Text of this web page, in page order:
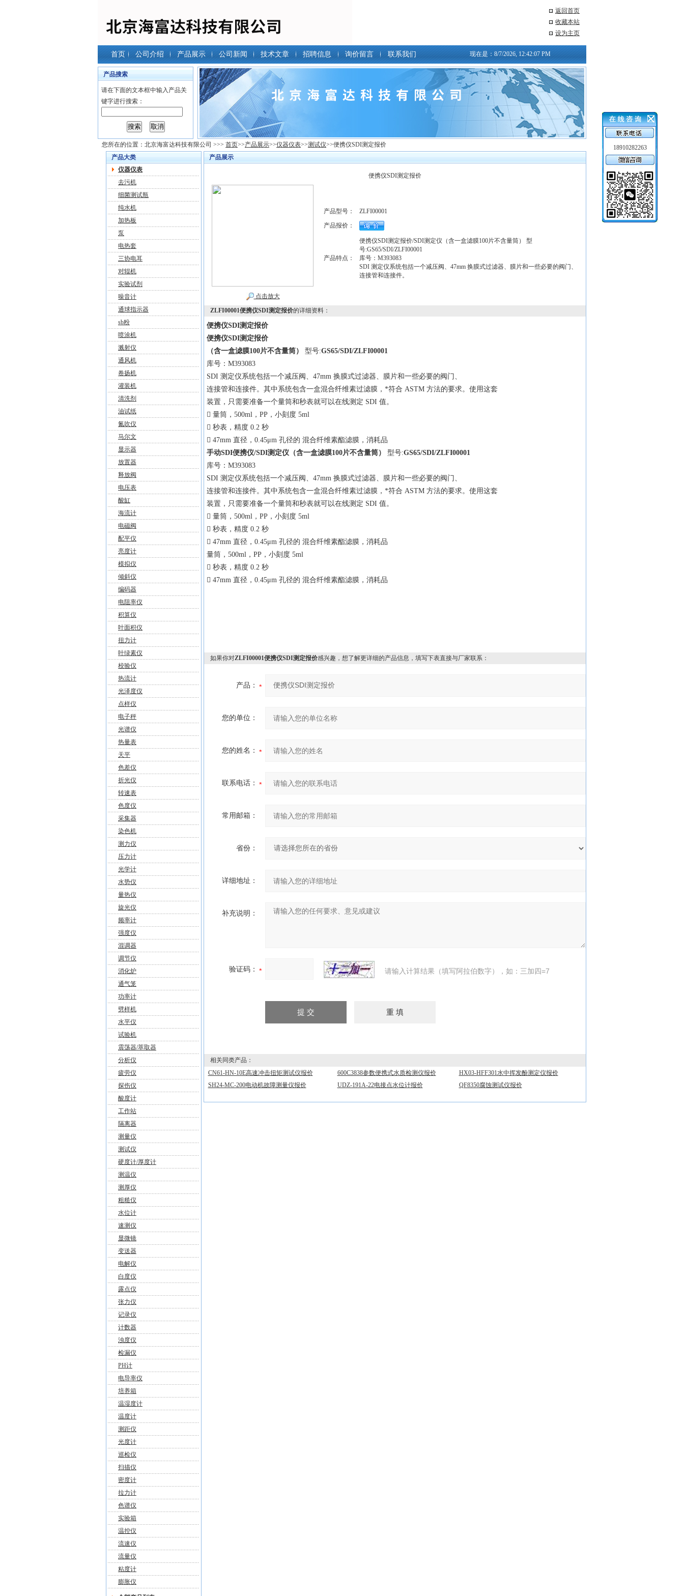
返回首页
收藏本站
设为主页
首页 公司介绍 产品展示 公司新闻 技术文章 招聘信息 询价留言 联系我们 现在是： 8/7/2026, 12:42:07 PM
产品搜索
请在下面的文本框中输入产品关
键字进行搜索：
您所在的位置： 北京海富达科技有限公司 >>> 首页>>产品展示>>仪器仪表>>测试仪>>便携仪SDI测定报价
产品大类
仪器仪表
去污机
细菌测试瓶
纯水机
加热板
泵
电热套
三协电耳
对辊机
实验试剂
噪音计
通球指示器
sb粉
喷涂机
溅射仪
通风机
卷扬机
灌装机
清洗剂
油试纸
氮吹仪
马尔文
显示器
放置器
释放阀
电压表
酸缸
海流计
电磁阀
配平仪
亮度计
模拟仪
倾斜仪
编码器
电阻率仪
积算仪
叶面积仪
扭力计
叶绿素仪
校验仪
热流计
光泽度仪
点样仪
电子秤
光谱仪
热量表
天平
色差仪
折光仪
转速表
色度仪
采集器
染色机
测力仪
压力计
光学计
水势仪
量热仪
旋光仪
频率计
强度仪
混调器
调节仪
消化炉
通气笼
功率计
劈样机
水平仪
试验机
震荡器/萃取器
分析仪
疲劳仪
探伤仪
酸度计
工作站
隔离器
测量仪
测试仪
硬度计/厚度计
测温仪
测厚仪
粗糙仪
水位计
速测仪
显微镜
变送器
电解仪
白度仪
露点仪
张力仪
记录仪
计数器
浊度仪
检漏仪
PH计
电导率仪
培养箱
温湿度计
温度计
测距仪
光度计
巡检仪
扫描仪
密度计
拉力计
色谱仪
实验箱
温控仪
流速仪
流量仪
粘度计
膨胀仪
产品展示
便携仪SDI测定报价
点击放大
产品型号：
ZLFI00001
产品报价：
产品特点：
便携仪SDI测定报价/SDI测定仪（含一盒滤膜100片不含量筒） 型
号:GS65/SDI/ZLFI00001
库号：M393083
SDI 测定仪系统包括一个减压阀、47mm 换膜式过滤器、膜片和一些必要的阀门、
连接管和连接件。
ZLFI00001便携仪SDI测定报价的详细资料：
便携仪SDI测定报价
便携仪SDI测定报价
（含一盒滤膜100片不含量筒）
型号:GS65/SDI/ZLFI00001
库号：M393083
SDI 测定仪系统包括一个减压阀、47mm 换膜式过滤器、膜片和一些必要的阀门、
连接管和连接件。其中系统包含一盒混合纤维素过滤膜，*符合 ASTM 方法的要求。使用这套
装置，只需要准备一个量筒和秒表就可以在线测定 SDI 值。
 量筒，500ml，PP，小刻度 5ml
 秒表，精度 0.2 秒
 47mm 直径，0.45μm 孔径的 混合纤维素酯滤膜，消耗品
手动SDI便携仪/SDI测定仪（含一盒滤膜100片不含量筒）
型号:GS65/SDI/ZLFI00001
库号：M393083
SDI 测定仪系统包括一个减压阀、47mm 换膜式过滤器、膜片和一些必要的阀门、
连接管和连接件。其中系统包含一盒混合纤维素过滤膜，*符合 ASTM 方法的要求。使用这套
装置，只需要准备一个量筒和秒表就可以在线测定 SDI 值。
 量筒，500ml，PP，小刻度 5ml
 秒表，精度 0.2 秒
 47mm 直径，0.45μm 孔径的 混合纤维素酯滤膜，消耗品
量筒，500ml，PP，小刻度 5ml
 秒表，精度 0.2 秒
 47mm 直径，0.45μm 孔径的 混合纤维素酯滤膜，消耗品
如果你对ZLFI00001便携仪SDI测定报价感兴趣，想了解更详细的产品信息，填写下表直接与厂家联系：
产品：
您的单位：
您的姓名：
联系电话：
常用邮箱：
省份：
详细地址：
补充说明：
验证码： 请输入计算结果（填写阿拉伯数字），如：三加四=7
相关同类产品：
CN61-HN-10E高速冲击扭矩测试仪报价
600C3838参数便携式水质检测仪报价
HX03-HFF301水中挥发酚测定仪报价
SH24-MC-200电动机故障测量仪报价
UDZ-191A-22电接点水位计报价 QF8350腐蚀测试仪报价
18910282263